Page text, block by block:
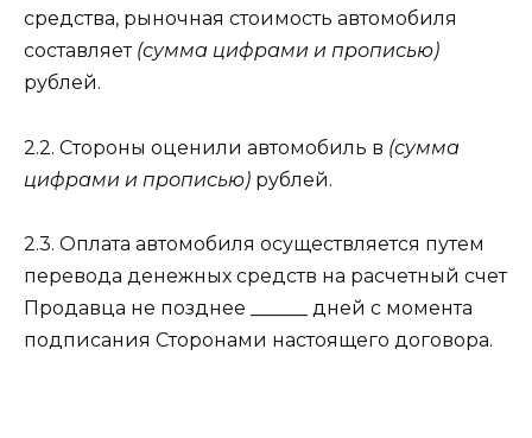
средства, рыночная стоимость автомобиля
составляет (сумма цифрами и прописью)
рублей.
2.2. Стороны оценили автомобиль в (сумма
цифрами и прописью) рублей.
2.3. Оплата автомобиля осуществляется путем
перевода денежных средств на расчетный счет
Продавца не позднее ______ дней с момента
подписания Сторонами настоящего договора.